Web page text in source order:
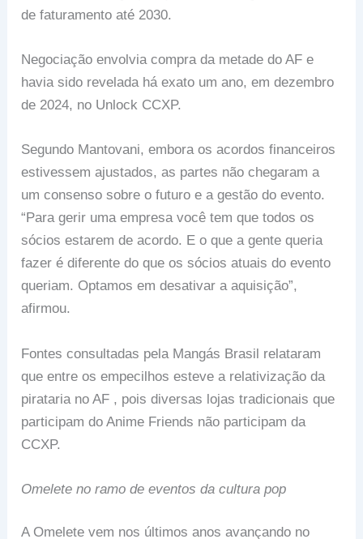
de faturamento até 2030.
Negociação envolvia compra da metade do AF e
havia sido revelada há exato um ano, em dezembro
de 2024, no Unlock CCXP.
Segundo Mantovani, embora os acordos financeiros
estivessem ajustados, as partes não chegaram a
um consenso sobre o futuro e a gestão do evento.
“Para gerir uma empresa você tem que todos os
sócios estarem de acordo. E o que a gente queria
fazer é diferente do que os sócios atuais do evento
queriam. Optamos em desativar a aquisição”,
afirmou.
Fontes consultadas pela Mangás Brasil relataram
que entre os empecilhos esteve a relativização da
pirataria no AF , pois diversas lojas tradicionais que
participam do Anime Friends não participam da
CCXP.
Omelete no ramo de eventos da cultura pop
A Omelete vem nos últimos anos avançando no